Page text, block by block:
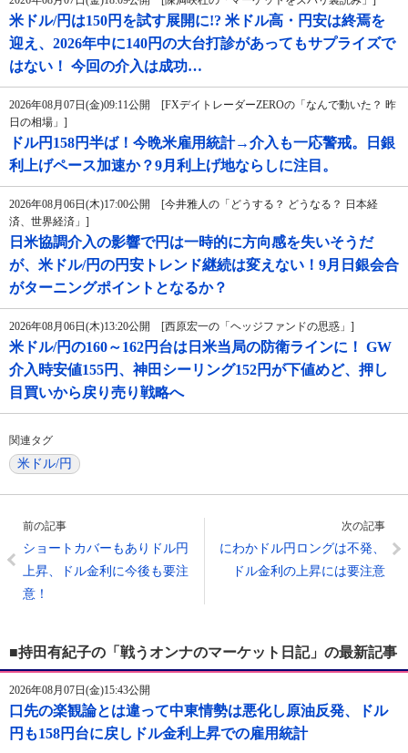
米ドル/円は150円を試す展開に!? 米ドル高・円安は終焉を
迎え、2026年中に140円の大台打診があってもサプライズで
はない！ 今回の介入は成功…
2026年08月07日(金)09:11公開 [FXデイトレーダーZEROの「なんで動いた？ 昨
日の相場」]
ドル円158円半ば！今晩米雇用統計→介入も一応警戒。日銀
利上げペース加速か？9月利上げ地ならしに注目。
2026年08月06日(木)17:00公開 [今井雅人の「どうする？ どうなる？ 日本経
済、世界経済」]
日米協調介入の影響で円は一時的に方向感を失いそうだ
が、米ドル/円の円安トレンド継続は変えない！9月日銀会合
がターニングポイントとなるか？
2026年08月06日(木)13:20公開 [西原宏一の「ヘッジファンドの思惑」]
米ドル/円の160～162円台は日米当局の防衛ラインに！ GW
介入時安値155円、神田シーリング152円が下値めど、押し
目買いから戻り売り戦略へ
関連タグ
米ドル/円
前の記事
ショートカバーもありドル円
上昇、ドル金利に今後も要注
意！
次の記事
にわかドル円ロングは不発、
ドル金利の上昇には要注意
■持田有紀子の「戦うオンナのマーケット日記」の最新記事
2026年08月07日(金)15:43公開
口先の楽観論とは違って中東情勢は悪化し原油反発、ドル
円も158円台に戻しドル金利上昇での雇用統計